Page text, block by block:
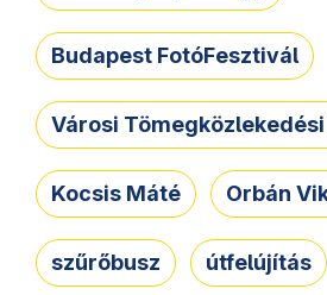
Budapest FotóFesztivál
Városi
Kocsis Máté Orbán
szűrőbusz útfelújítás